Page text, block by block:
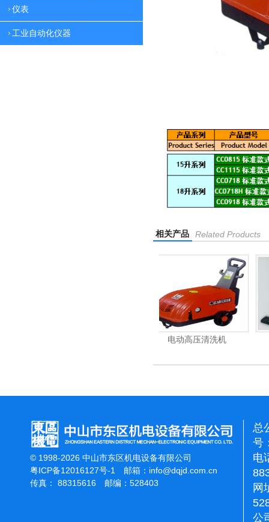
仪表
工业自动化仪器
相关产品 Related Products
吸尘机
© 1998-2026 中山市东区机电设备有限公司
粤ICP备12016127号-1
邮箱： info@dqjd.com.cn
传真： 88315616 邮编：528403
总
号
电
网
公